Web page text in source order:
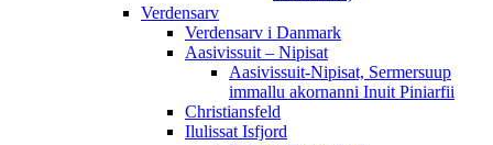
Verdensarv
Verdensarv i Danmark
Aasivissuit – Nipisat
Aasivissuit-Nipisat, Sermersuup
immallu akornanni Inuit Piniarfii
Christiansfeld
Ilulissat Isfjord